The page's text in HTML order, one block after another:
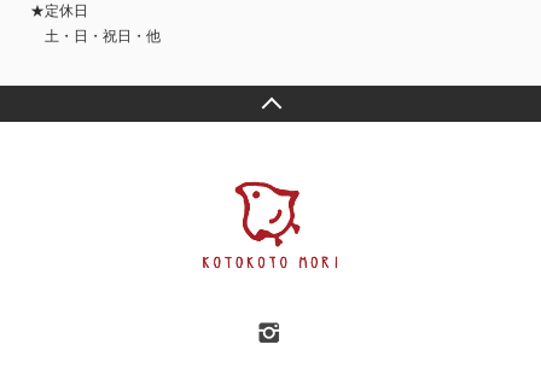
★定休日
土・日・祝日・他